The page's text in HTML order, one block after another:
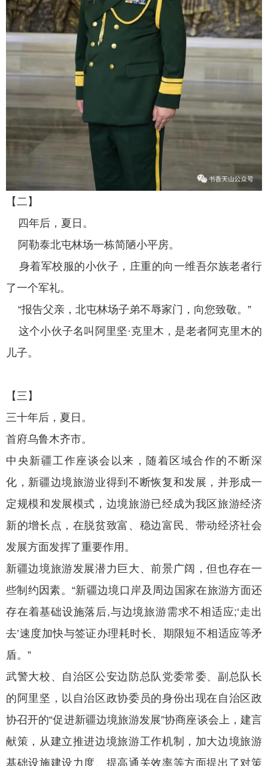
【二】
四年后，夏日。
阿勒泰北屯林场一栋简陋小平房。
身着军校服的小伙子，庄重的向一维吾尔族老者行
了一个军礼。
“报告父亲，北屯林场子弟不辱家门，向您致敬。”
这个小伙子名叫阿里坚·克里木，是老者阿克里木的
儿子。
【三】
三十年后，夏日。
首府乌鲁木齐市。
中央新疆工作座谈会以来，随着区域合作的不断深
化，新疆边境旅游业得到不断恢复和发展，并形成一
定规模和发展模式，边境旅游已经成为我区旅游经济
新的增长点，在脱贫致富、稳边富民、带动经济社会
发展方面发挥了重要作用。
新疆边境旅游发展潜力巨大、前景广阔，但也存在一
些制约因素。“新疆边境口岸及周边国家在旅游方面还
存在着基础设施落后,与边境旅游需求不相适应;‘走出
去’速度加快与签证办理耗时长、期限短不相适应等矛
盾。”
武警大校、自治区公安边防总队党委常委、副总队长
的阿里坚，以自治区政协委员的身份出现在自治区政
协召开的“促进新疆边境旅游发展”协商座谈会上，建言
献策，从建立推进边境旅游工作机制，加大边境旅游
基础设施建设力度、提高通关效率等方面提出了对策